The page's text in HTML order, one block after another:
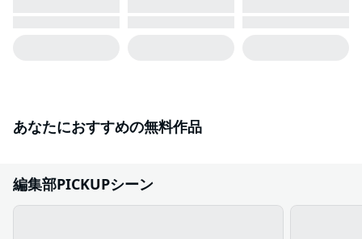
あなたにおすすめの無料作品
編集部PICKUPシーン